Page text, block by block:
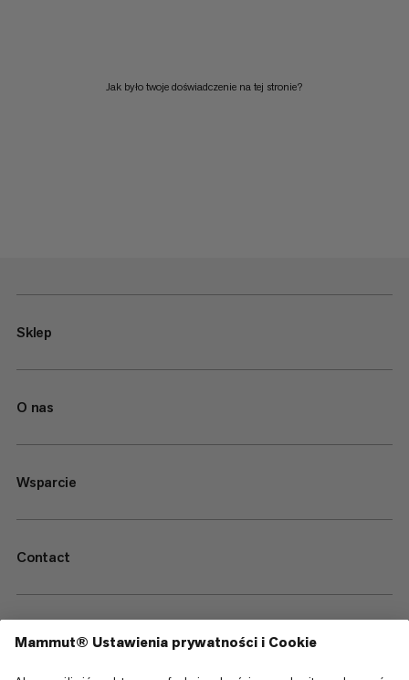
Jak było twoje doświadczenie na tej stronie?
Sklep
O nas
Wsparcie
Contact